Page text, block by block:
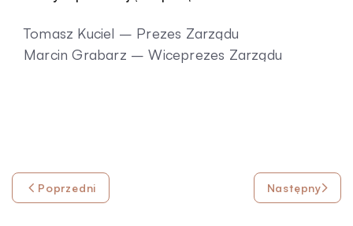
Tomasz Kuciel – Prezes Zarządu
Marcin Grabarz – Wiceprezes Zarządu
Poprzedni Następny